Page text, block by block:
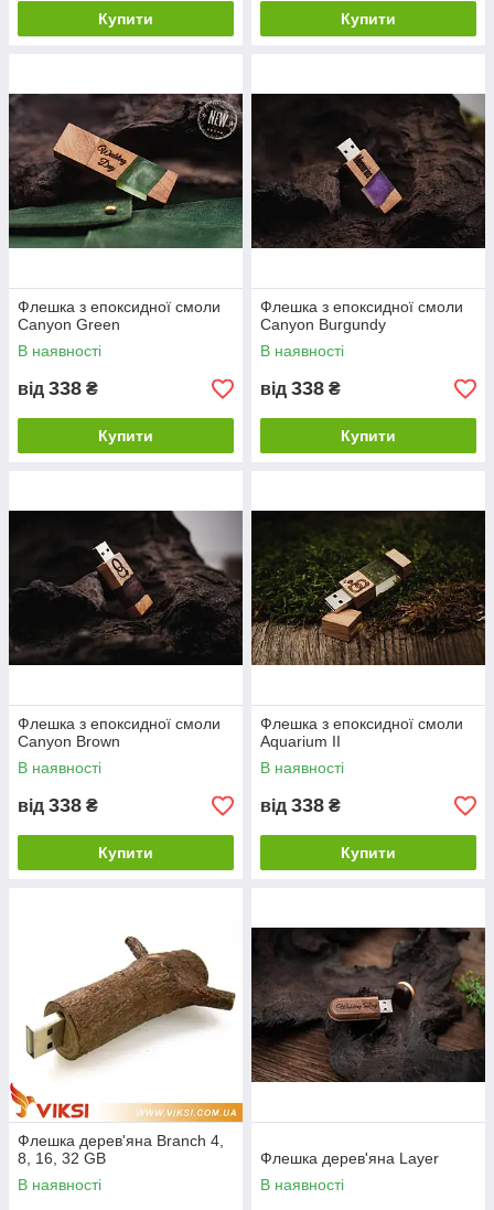
Купити Купити
Флешка з епоксидної смоли
Canyon Green
В наявності
від 338 ₴
Купити
Флешка з епоксидної смоли
Canyon Burgundy
В наявності
від 338 ₴
Купити
Флешка з епоксидної смоли
Canyon Brown
В наявності
від 338 ₴
Купити
Флешка з епоксидної смоли
Aquarium II
В наявності
від 338 ₴
Купити
Флешка дерев'яна Branch 4,
8, 16, 32 GB
В наявності
Флешка дерев'яна Layer
В наявності